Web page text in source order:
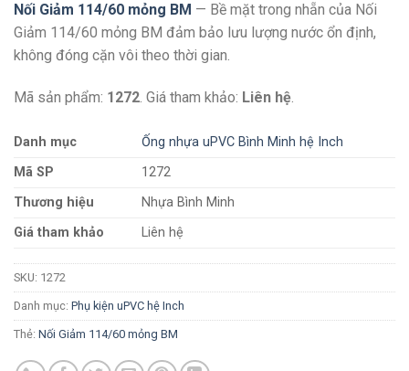
Nối Giảm 114/60 mỏng BM — Bề mặt trong nhẵn của Nối
Giảm 114/60 mỏng BM đảm bảo lưu lượng nước ổn định,
không đóng cặn vôi theo thời gian.
Mã sản phẩm: 1272. Giá tham khảo: Liên hệ.
Danh mục
Ống nhựa uPVC Bình Minh hệ Inch
Mã SP
1272
Thương hiệu
Nhựa Bình Minh
Giá tham khảo
Liên hệ
SKU: 1272
Danh mục: Phụ kiện uPVC hệ Inch
Thẻ: Nối Giảm 114/60 mỏng BM